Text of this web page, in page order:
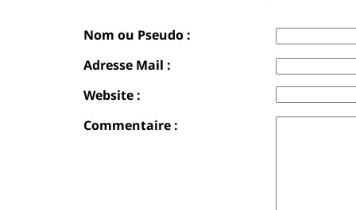
Nom ou Pseudo :
Adresse Mail :
Website :
Commentaire :